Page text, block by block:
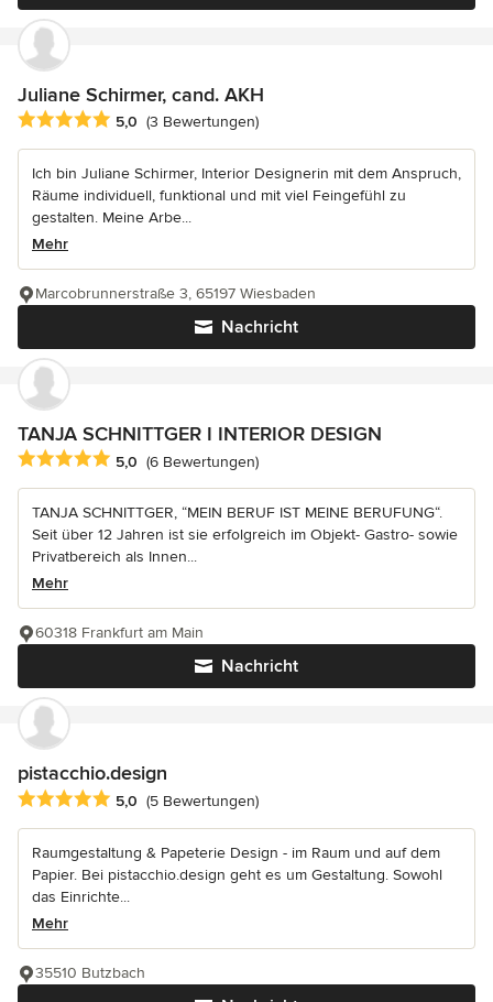
Juliane Schirmer, cand. AKH
Durchschnittliche Bewertung: 5 von 5 Sternen
5,0 (3 Bewertungen)
Ich bin Juliane Schirmer, Interior Designerin mit dem Anspruch,
Räume individuell, funktional und mit viel Feingefühl zu
gestalten. Meine Arbe...
Mehr
Nachricht
Marcobrunnerstraße 3, 65197 Wiesbaden
TANJA SCHNITTGER I INTERIOR DESIGN
Durchschnittliche Bewertung: 5 von 5 Sternen
5,0 (6 Bewertungen)
TANJA SCHNITTGER, “MEIN BERUF IST MEINE BERUFUNG“.
Seit über 12 Jahren ist sie erfolgreich im Objekt- Gastro- sowie
Privatbereich als Innen...
Mehr
Nachricht
60318 Frankfurt am Main
pistacchio.design
Durchschnittliche Bewertung: 5 von 5 Sternen
5,0 (5 Bewertungen)
Raumgestaltung & Papeterie Design - im Raum und auf dem
Papier. Bei pistacchio.design geht es um Gestaltung. Sowohl
das Einrichte...
Mehr
35510 Butzbach